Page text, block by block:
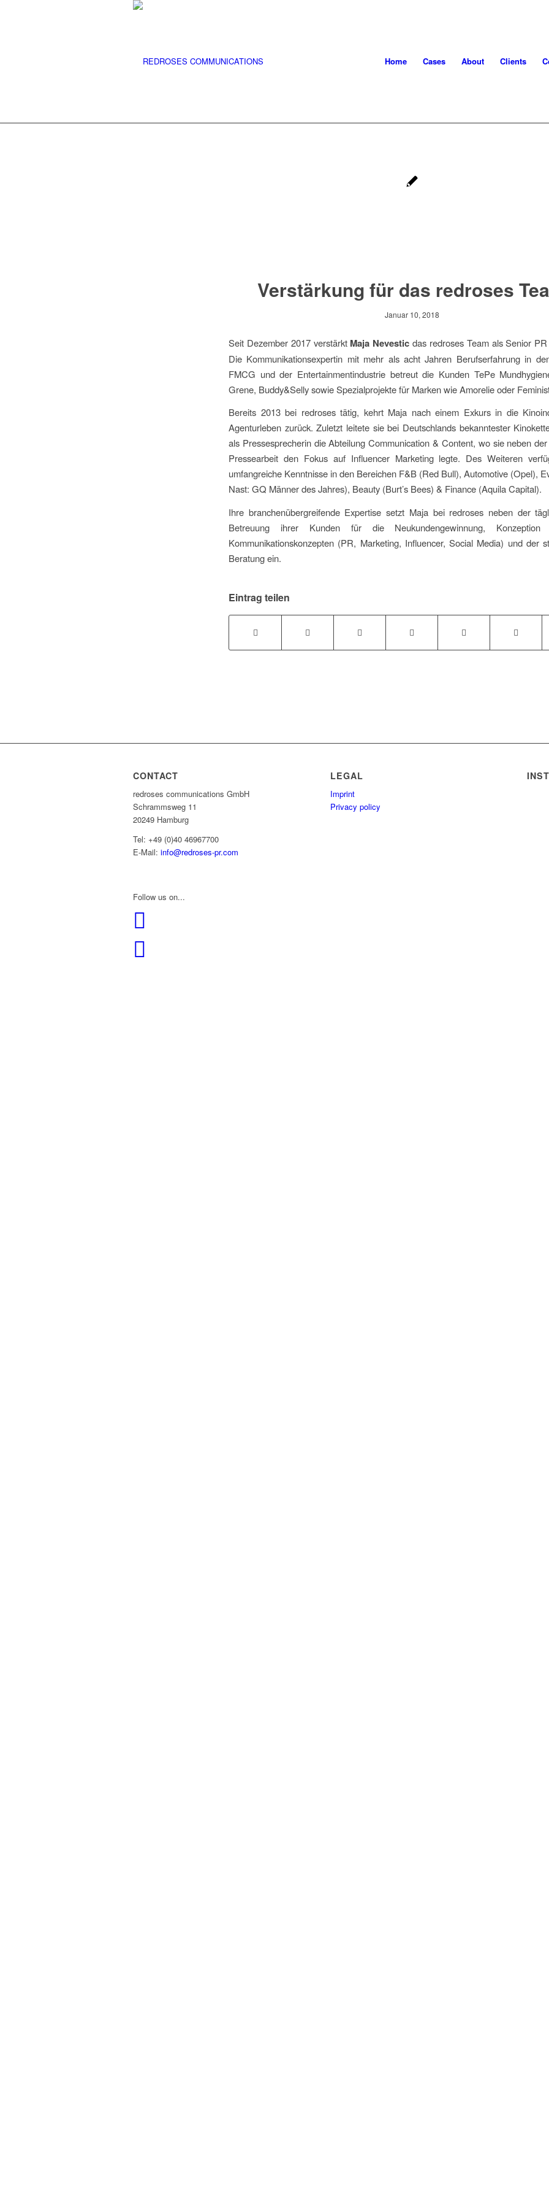
Home Cases About Clients
Verstärkung für das redroses
Januar 10, 2018
Seit Dezember 2017 verstärkt Maja Nevestic das redroses Team als Senior
Die Kommunikationsexpertin mit mehr als acht Jahren Berufserfahrung in
FMCG und der Entertainmentindustrie betreut die Kunden TePe
Grene, Buddy&Selly sowie Spezialprojekte für Marken wie Amorelie oder
Bereits 2013 bei redroses tätig, kehrt Maja nach einem Exkurs in die
Agenturleben zurück. Zuletzt leitete sie bei Deutschlands bekanntester
als Pressesprecherin die Abteilung Communication & Content, wo sie neben
Pressearbeit den Fokus auf Influencer Marketing legte. Des Weiteren
umfangreiche Kenntnisse in den Bereichen F&B (Red Bull), Automotive (Opel),
Nast: GQ Männer des Jahres), Beauty (Burt’s Bees) & Finance (Aquila Capital).
Ihre branchenübergreifende Expertise setzt Maja bei redroses neben der
Betreuung ihrer Kunden für die Neukundengewinnung,
Kommunikationskonzepten (PR, Marketing, Influencer, Social Media) und der
Beratung ein.
Eintrag teilen
CONTACT
redroses communications GmbH
Schrammsweg 11
20249 Hamburg
Tel: +49 (0)40 46967700
E-Mail: info@redroses-pr.com
Follow us on...
LEGAL
Imprint
Privacy policy